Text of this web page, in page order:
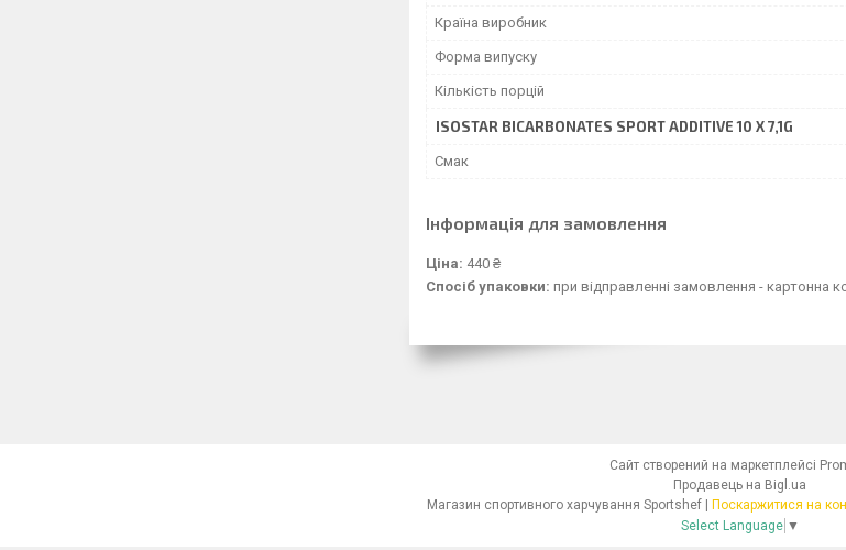
Країна виробник
Форма випуску
Кількість порцій
ISOSTAR BICARBONATES SPORT ADDITIVE 10 X 7,1G
Смак
Інформація для замовлення
Ціна: 440 ₴
Спосіб упаковки: при відправленні замовлення - картонна
Сайт створений на маркетплейсі
Продавець на Bigl.ua
Магазин спортивного харчування Sportshef | Поскаржитися на
Select Language ▼